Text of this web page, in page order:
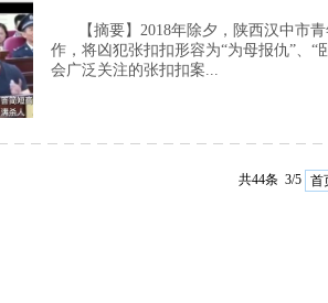
【摘要】2018年除夕，陕西汉中市
作，将凶犯张扣扣形容为“为母报仇”、“
会广泛关注的张扣扣案...
共44条 3/5 首